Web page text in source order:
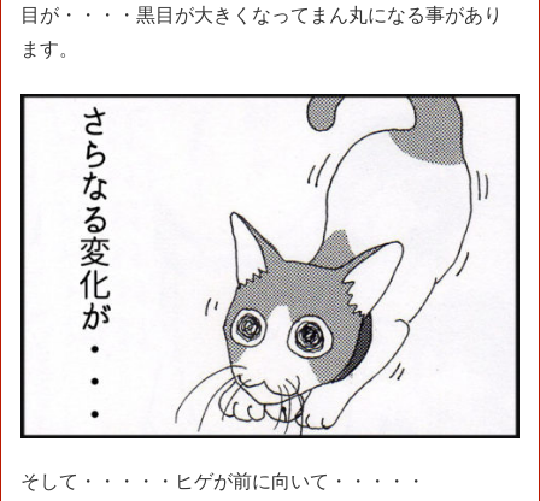
目が・・・・黒目が大きくなってまん丸になる事があり
ます。
そして・・・・・ヒゲが前に向いて・・・・・